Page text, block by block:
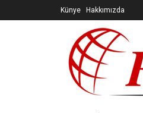
Künye Hakkımızda